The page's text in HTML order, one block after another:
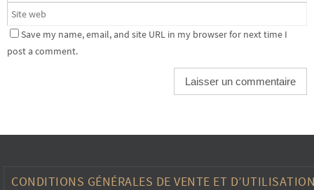
Save my name, email, and site URL in my browser for next time I
post a comment.
CONDITIONS GÉNÉRALES DE VENTE ET